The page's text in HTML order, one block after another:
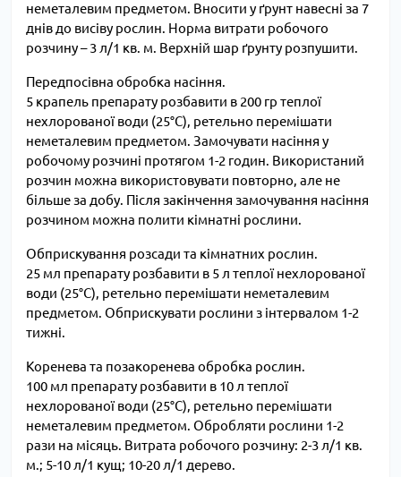
неметалевим предметом. Вносити у ґрунт навесні за 7
днів до висіву рослин. Норма витрати робочого
розчину – 3 л/1 кв. м. Верхній шар ґрунту розпушити.
Передпосівна обробка насіння.
5 крапель препарату розбавити в 200 гр теплої
нехлорованої води (25°C), ретельно перемішати
неметалевим предметом. Замочувати насіння у
робочому розчині протягом 1-2 годин. Використаний
розчин можна використовувати повторно, але не
більше за добу. Після закінчення замочування насіння
розчином можна полити кімнатні рослини.
Обприскування розсади та кімнатних рослин.
25 мл препарату розбавити в 5 л теплої нехлорованої
води (25°C), ретельно перемішати неметалевим
предметом. Обприскувати рослини з інтервалом 1-2
тижні.
Коренева та позакоренева обробка рослин.
100 мл препарату розбавити в 10 л теплої
нехлорованої води (25°C), ретельно перемішати
неметалевим предметом. Обробляти рослини 1-2
рази на місяць. Витрата робочого розчину: 2-3 л/1 кв.
м.; 5-10 л/1 кущ; 10-20 л/1 дерево.